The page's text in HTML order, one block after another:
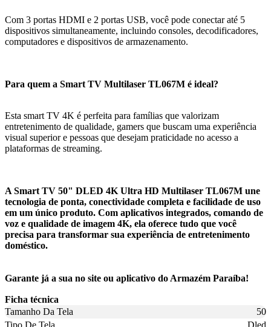
Com 3 portas HDMI e 2 portas USB, você pode conectar até 5
dispositivos simultaneamente, incluindo consoles, decodificadores,
computadores e dispositivos de armazenamento.
Para quem a Smart TV Multilaser TL067M é ideal?
Esta smart TV 4K é perfeita para famílias que valorizam
entretenimento de qualidade, gamers que buscam uma experiência
visual superior e pessoas que desejam praticidade no acesso a
plataformas de streaming.
A Smart TV 50" DLED 4K Ultra HD Multilaser TL067M une
tecnologia de ponta, conectividade completa e facilidade de uso
em um único produto. Com aplicativos integrados, comando de
voz e qualidade de imagem 4K, ela oferece tudo que você
precisa para transformar sua experiência de entretenimento
doméstico.
Garante já a sua no site ou aplicativo do Armazém Paraíba!
Ficha técnica
Tamanho Da Tela
50